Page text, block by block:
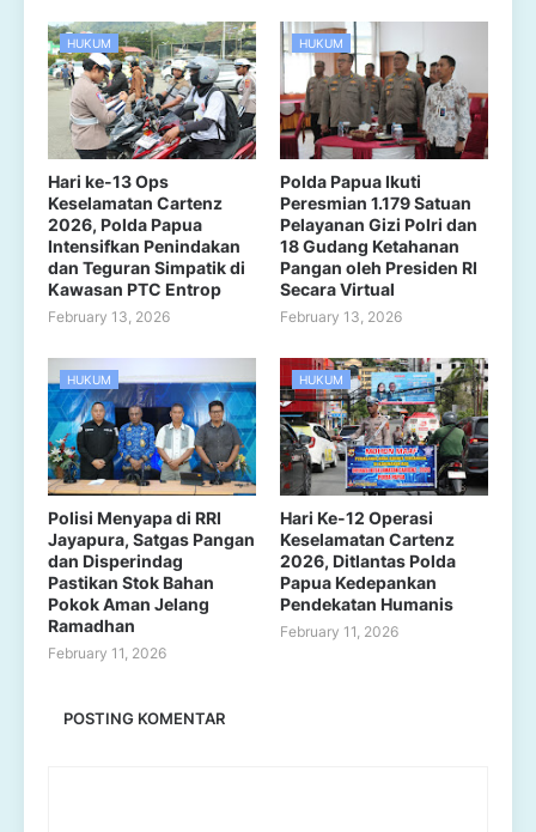
HUKUM
Hari ke-13 Ops
Keselamatan Cartenz
2026, Polda Papua
Intensifkan Penindakan
dan Teguran Simpatik di
Kawasan PTC Entrop
February 13, 2026
HUKUM
Polda Papua Ikuti
Peresmian 1.179 Satuan
Pelayanan Gizi Polri dan
18 Gudang Ketahanan
Pangan oleh Presiden RI
Secara Virtual
February 13, 2026
HUKUM
Polisi Menyapa di RRI
Jayapura, Satgas Pangan
dan Disperindag
Pastikan Stok Bahan
Pokok Aman Jelang
Ramadhan
February 11, 2026
HUKUM
Hari Ke-12 Operasi
Keselamatan Cartenz
2026, Ditlantas Polda
Papua Kedepankan
Pendekatan Humanis
February 11, 2026
POSTING KOMENTAR